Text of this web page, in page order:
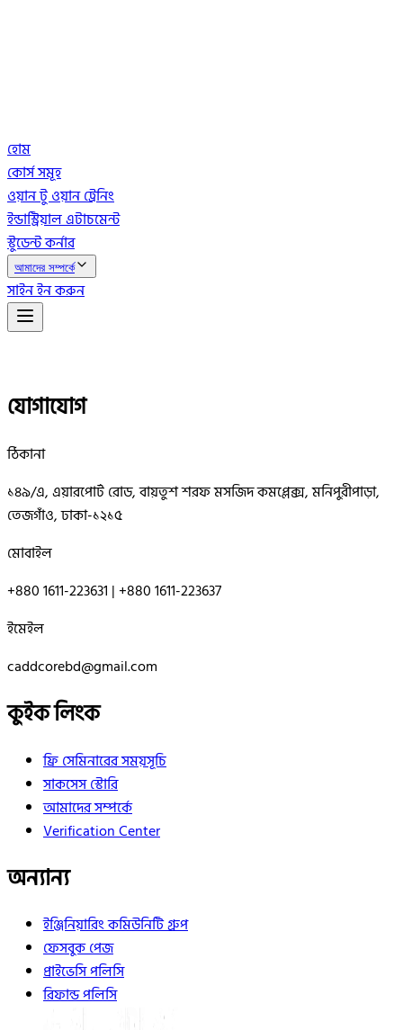
হোম
কোর্স সমূহ
ওয়ান টু ওয়ান ট্রেনিং
ইন্ডাস্ট্রিয়াল এটাচমেন্ট
স্টুডেন্ট কর্নার
আমাদের সম্পর্কে
সাইন ইন করুন
যোগাযোগ
ঠিকানা
১৪৯/এ, এয়ারপোর্ট রোড, বায়তুশ শরফ মসজিদ কমপ্লেক্স, মনিপুরীপাড়া,
তেজগাঁও, ঢাকা-১২১৫
মোবাইল
+880 1611-223631 | +880 1611-223637
ইমেইল
caddcorebd@gmail.com
কুইক লিংক
ফ্রি সেমিনারের সময়সূচি
সাকসেস স্টোরি
আমাদের সম্পর্কে
Verification Center
অন্যান্য
ইঞ্জিনিয়ারিং কমিউনিটি গ্রুপ
ফেসবুক পেজ
প্রাইভেসি পলিসি
রিফান্ড পলিসি